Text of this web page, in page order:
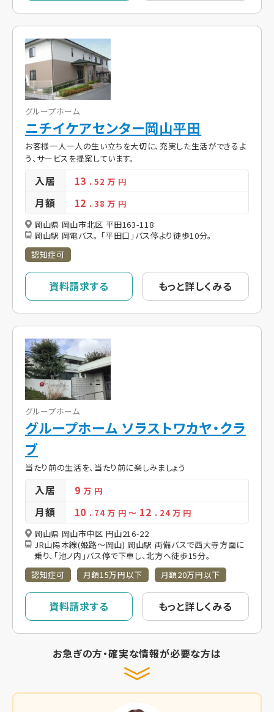
グループホーム
ニチイケアセンター岡山平田
お客様一人一人の生い立ちを大切に、充実した生活ができるよ
う、サービスを提案しています。
入居 13 . 52万 円
月額 12 . 38万 円
岡山県 岡山市北区 平田163-118
岡山駅 岡電バス。 「平田口」バス停より徒歩10分。
認知症可
資料請求する もっと詳しくみる
グループホーム
グループホーム ソラストワカヤ・クラ
ブ
当たり前の生活を、当たり前に楽しみましょう
入居 9万 円
月額 10 . 74万 円 ～ 12 . 24万 円
岡山県 岡山市中区 円山216-22
JR山陽本線(姫路～岡山) 岡山駅 両備バスで西大寺方面に
乗り、「池ノ内」バス停で下車し、北方へ徒歩15分。
認知症可
月額15万円以下 月額20万円以下
資料請求する もっと詳しくみる
お急ぎの方・確実な情報が必要な方は